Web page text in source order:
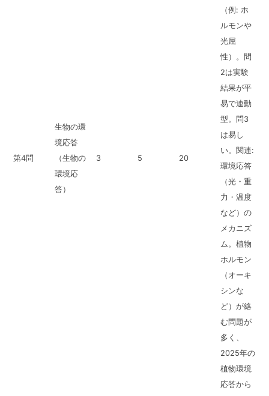
第4問
生物の環
境応答
（生物の
環境応
答）
3 5 20
（例: ホ
ルモンや
光屈
性）。問
2は実験
結果が平
易で連動
型。問3
は易し
い。関連:
環境応答
（光・重
力・温度
など）の
メカニズ
ム。植物
ホルモン
（オーキ
シンな
ど）が絡
む問題が
多く、
2025年の
植物環境
応答から